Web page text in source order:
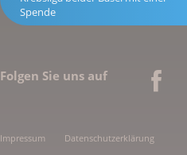
Spende
Folgen Sie uns auf
Impressum Datenschutzerklärung